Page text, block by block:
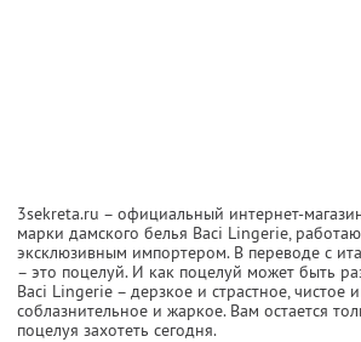
3sekreta.ru – официальный интернет-
марки дамского белья Baci Lingerie,
эксклюзивным импортером. В переводе с
– это поцелуй. И как поцелуй может быть
Baci Lingerie – дерзкое и страстное, чистое
соблазнительное и жаркое. Вам остается
поцелуя захотеть сегодня.